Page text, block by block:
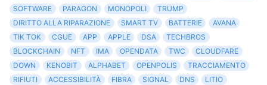
SOFTWARE
PARAGON MONOPOLI
TRUMP
DIRITTO ALLA RIPARAZIONE
SMART TV BATTERIE
AVANA
TIK TOK
CGUE APP APPLE DSA
TECHBROS
BLOCKCHAIN
NFT IMA OPENDATA TWC
CLOUDFARE
DOWN
KENOBIT ALPHABET OPENPOLIS
TRACCIAMENTO
RIFIUTI
ACCESSIBILITÀ FIBRA SIGNAL DNS
LITIO